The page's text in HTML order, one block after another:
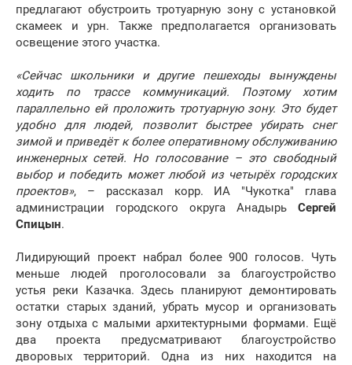
предлагают обустроить тротуарную зону с установкой
скамеек и урн. Также предполагается организовать
освещение этого участка.
«Сейчас школьники и другие пешеходы вынуждены
ходить по трассе коммуникаций. Поэтому хотим
параллельно ей проложить тротуарную зону. Это будет
удобно для людей, позволит быстрее убирать снег
зимой и приведёт к более оперативному обслуживанию
инженерных сетей. Но голосование – это свободный
выбор и победить может любой из четырёх городских
проектов», – рассказал корр. ИА "Чукотка" глава
администрации городского округа Анадырь Сергей
Спицын.
Лидирующий проект набрал более 900 голосов. Чуть
меньше людей проголосовали за благоустройство
устья реки Казачка. Здесь планируют демонтировать
остатки старых зданий, убрать мусор и организовать
зону отдыха с малыми архитектурными формами. Ещё
два проекта предусматривают благоустройство
дворовых территорий. Одна из них находится на